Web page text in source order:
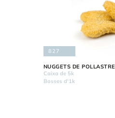
827
NUGGETS DE POLLASTRE
Caixa de 5k
Bosses d'1k